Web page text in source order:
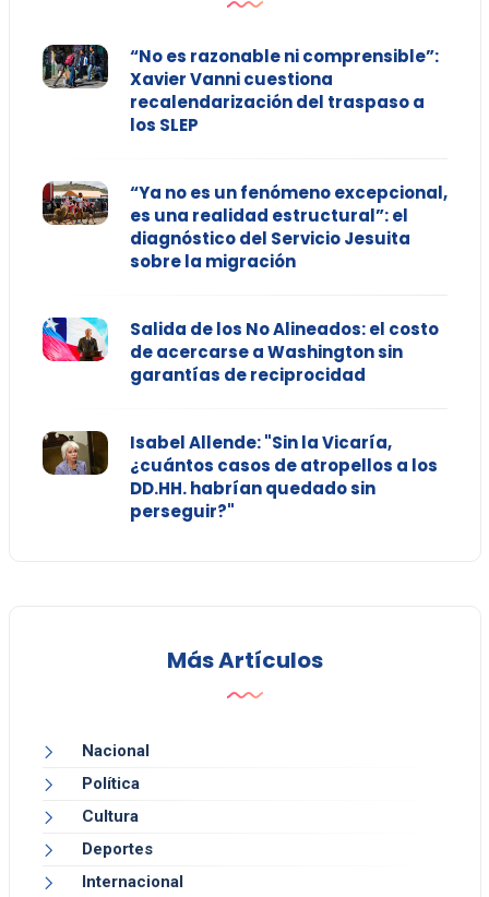
“No es razonable ni comprensible”:
Xavier Vanni cuestiona
recalendarización del traspaso a
los SLEP
“Ya no es un fenómeno excepcional,
es una realidad estructural”: el
diagnóstico del Servicio Jesuita
sobre la migración
Salida de los No Alineados: el costo
de acercarse a Washington sin
garantías de reciprocidad
Isabel Allende: "Sin la Vicaría,
¿cuántos casos de atropellos a los
DD.HH. habrían quedado sin
perseguir?"
Más Artículos
Nacional
Política
Cultura
Deportes
Internacional